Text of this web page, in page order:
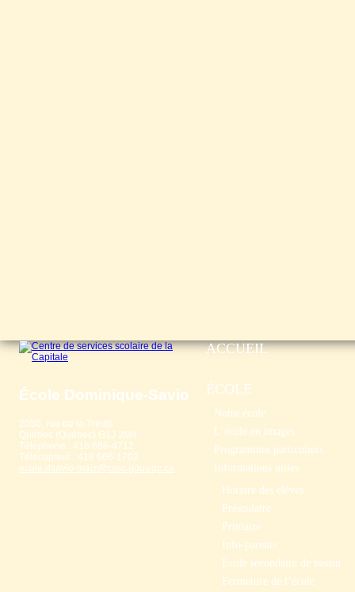
École Dominique-Savio
2050, rue de la Trinité
Québec (Québec) G1J 2M4
Téléphone : 418 686-4712
Télécopieur : 418 666-1702
ecole.dsavio-maiz@cssc.gouv.qc.ca
ACCUEIL
ÉCOLE
Notre école
L’école en images
Programmes particuliers
Informations utiles
Horaire des élèves
Préscolaire
Primaire
Info-parents
École secondaire de bassin
Fermeture de l’école